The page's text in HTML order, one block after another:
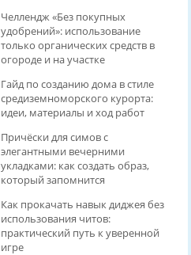
Челлендж «Без покупных
удобрений»: использование
только органических средств в
огороде и на участке
Гайд по созданию дома в стиле
средиземноморского курорта:
идеи, материалы и ход работ
Причёски для симов с
элегантными вечерними
укладками: как создать образ,
который запомнится
Как прокачать навык диджея без
использования читов:
практический путь к уверенной
игре